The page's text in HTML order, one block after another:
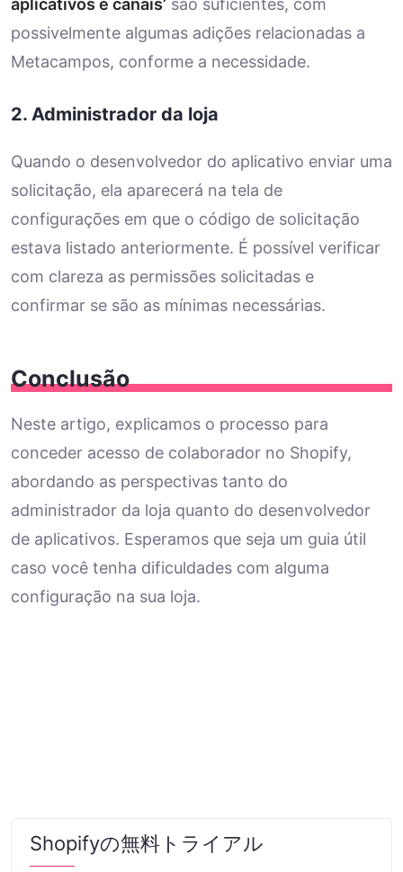
aplicativos e canais’ são suficientes, com
possivelmente algumas adições relacionadas a
Metacampos, conforme a necessidade.
2. Administrador da loja
Quando o desenvolvedor do aplicativo enviar uma
solicitação, ela aparecerá na tela de
configurações em que o código de solicitação
estava listado anteriormente. É possível verificar
com clareza as permissões solicitadas e
confirmar se são as mínimas necessárias.
Conclusão
Neste artigo, explicamos o processo para
conceder acesso de colaborador no Shopify,
abordando as perspectivas tanto do
administrador da loja quanto do desenvolvedor
de aplicativos. Esperamos que seja um guia útil
caso você tenha dificuldades com alguma
configuração na sua loja.
Shopifyの無料トライアル